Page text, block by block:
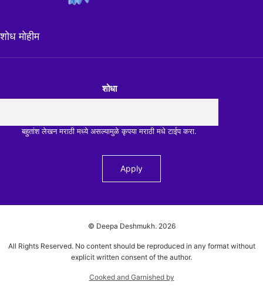
शोध मोहीम
शोधा
बहुतांश लेखन मराठी मध्ये असल्यामुळे कृपया मराठी मधे टाईप करा.
© Deepa Deshmukh. 2026
All Rights Reserved. No content should be reproduced in any format without
explicit written consent of the author.
Cooked and Garnished by